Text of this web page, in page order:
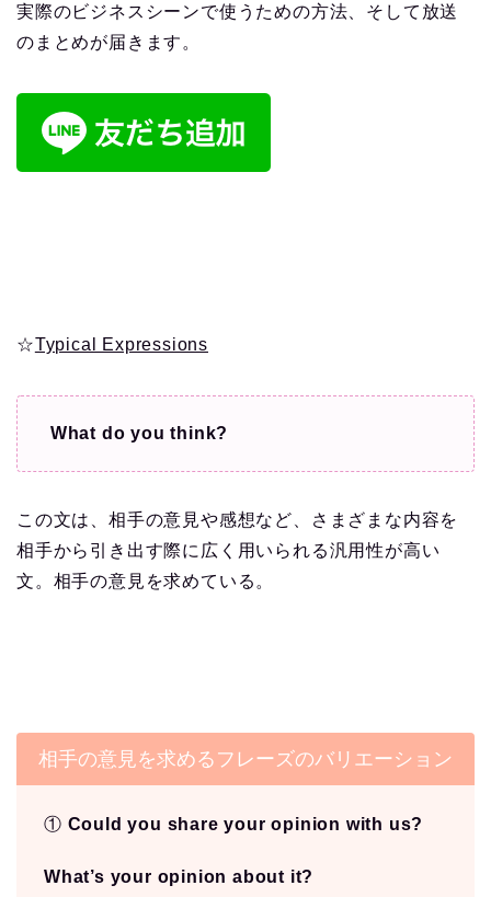
実際のビジネスシーンで使うための方法、そして放送
のまとめが届きます。
☆Typical Expressions
What do you think?
この文は、相手の意見や感想など、さまざまな内容を
相手から引き出す際に広く用いられる汎用性が高い
文。相手の意見を求めている。
相手の意見を求めるフレーズのバリエーション
① Could you share your opinion with us?
What’s your opinion about it?